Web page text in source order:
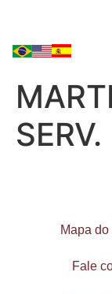
Mapa do
Fale